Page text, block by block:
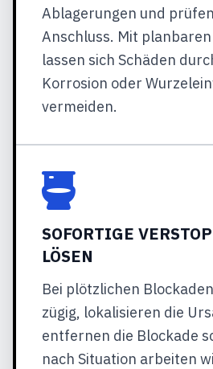
Ablagerungen und
Anschluss. Mit
lassen sich Schäden
Korrosion oder
vermeiden.
SOFORTIGE
LÖSEN
Bei plötzlichen
zügig, lokalisieren die
entfernen die Blockade
nach Situation arbeiten